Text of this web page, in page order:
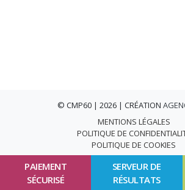
PAIEMENT
SÉCURISÉ
SERVEUR DE
RÉSULTATS
© CMP60 | 2026 | CRÉATION
MENTIONS LÉGALES
POLITIQUE DE
POLITIQUE DE COOKIES